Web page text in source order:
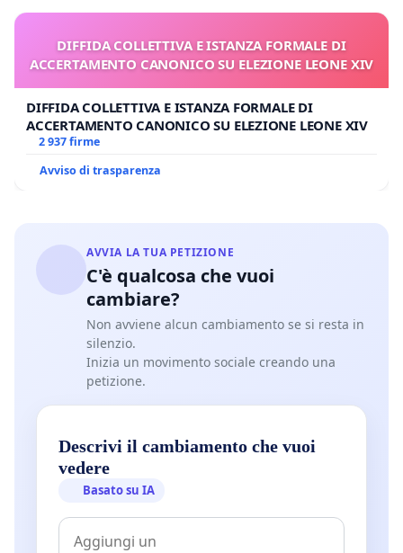
DIFFIDA COLLETTIVA E ISTANZA FORMALE DI
ACCERTAMENTO CANONICO SU ELEZIONE LEONE XIV
DIFFIDA COLLETTIVA E ISTANZA FORMALE DI
ACCERTAMENTO CANONICO SU ELEZIONE LEONE XIV
2 937 firme
Avviso di trasparenza
AVVIA LA TUA PETIZIONE
C'è qualcosa che vuoi
cambiare?
Non avviene alcun cambiamento se si resta in
silenzio.
Inizia un movimento sociale creando una
petizione.
Descrivi il cambiamento che vuoi
vedere
Basato su IA